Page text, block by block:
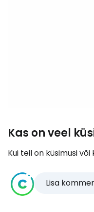
Kas on veel
Kui teil on küsimusi
Lisa